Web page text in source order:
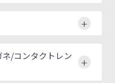
/コンタクトレン